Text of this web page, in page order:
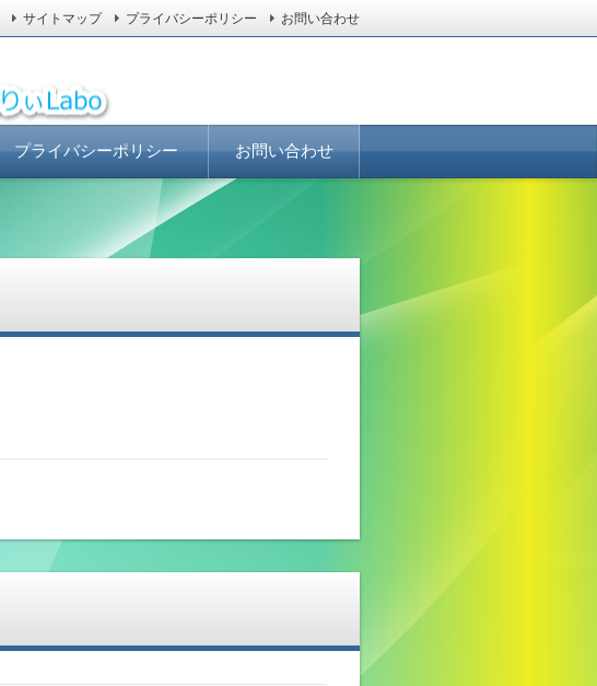
サイトマップ プライバシーポリシー お問い合わせ
プライバシーポリシー お問い合わせ